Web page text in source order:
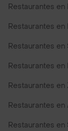
Restaurantes en
Restaurantes
Restaurantes en
Restaurantes en
Restaurantes en
Restaurantes en
Restaurantes en